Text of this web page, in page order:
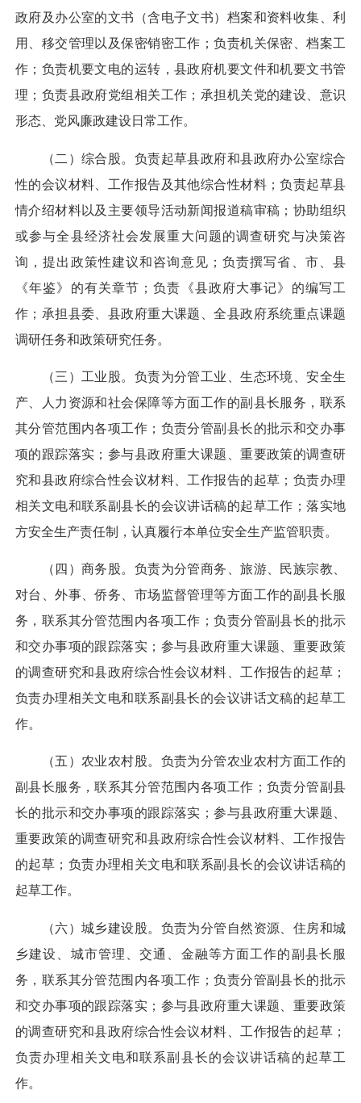
政府及办公室的文书（含电子文书）档案和资料收集、利
用、移交管理以及保密销密工作；负责机关保密、档案工
作；负责机要文电的运转，县政府机要文件和机要文书管
理；负责县政府党组相关工作；承担机关党的建设、意识
形态、党风廉政建设日常工作。
（二）综合股。负责起草县政府和县政府办公室综合
性的会议材料、工作报告及其他综合性材料；负责起草县
情介绍材料以及主要领导活动新闻报道稿审稿；协助组织
或参与全县经济社会发展重大问题的调查研究与决策咨
询，提出政策性建议和咨询意见；负责撰写省、市、县
《年鉴》的有关章节；负责《县政府大事记》的编写工
作；承担县委、县政府重大课题、全县政府系统重点课题
调研任务和政策研究任务。
（三）工业股。负责为分管工业、生态环境、安全生
产、人力资源和社会保障等方面工作的副县长服务，联系
其分管范围内各项工作；负责分管副县长的批示和交办事
项的跟踪落实；参与县政府重大课题、重要政策的调查研
究和县政府综合性会议材料、工作报告的起草；负责办理
相关文电和联系副县长的会议讲话稿的起草工作；落实地
方安全生产责任制，认真履行本单位安全生产监管职责。
（四）商务股。负责为分管商务、旅游、民族宗教、
对台、外事、侨务、市场监督管理等方面工作的副县长服
务，联系其分管范围内各项工作；负责分管副县长的批示
和交办事项的跟踪落实；参与县政府重大课题、重要政策
的调查研究和县政府综合性会议材料、工作报告的起草；
负责办理相关文电和联系副县长的会议讲话文稿的起草工
作。
（五）农业农村股。负责为分管农业农村方面工作的
副县长服务，联系其分管范围内各项工作；负责分管副县
长的批示和交办事项的跟踪落实；参与县政府重大课题、
重要政策的调查研究和县政府综合性会议材料、工作报告
的起草；负责办理相关文电和联系副县长的会议讲话稿的
起草工作。
（六）城乡建设股。负责为分管自然资源、住房和城
乡建设、城市管理、交通、金融等方面工作的副县长服
务，联系其分管范围内各项工作；负责分管副县长的批示
和交办事项的跟踪落实；参与县政府重大课题、重要政策
的调查研究和县政府综合性会议材料、工作报告的起草；
负责办理相关文电和联系副县长的会议讲话稿的起草工
作。